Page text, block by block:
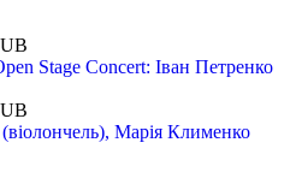
Stage Concert: Іван Петренко
Марія Клименко